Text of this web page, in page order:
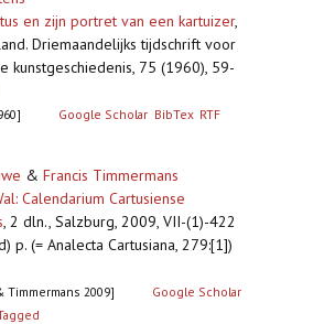
en zijn portret van een kartuizer,
Driemaandelijks tijdschrift voor
kunstgeschiedenis, 75 (1960), 59-
Google Scholar BibTex RTF
& Francis Timmermans
Calendarium Cartusiense
, 2 dln., Salzburg, 2009, VII-(1)-422
p. (= Analecta Cartusiana, 279:[1])
Timmermans 2009]
Google Scholar